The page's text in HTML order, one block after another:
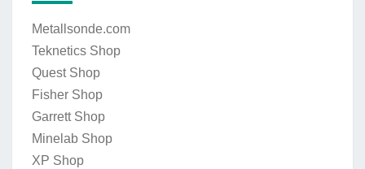
Metallsonde.com
Teknetics Shop
Quest Shop
Fisher Shop
Garrett Shop
Minelab Shop
XP Shop